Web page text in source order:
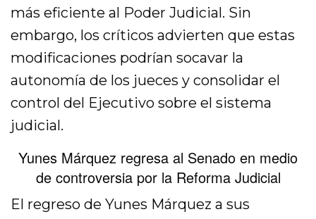
más eficiente al Poder Judicial. Sin
embargo, los críticos advierten que estas
modificaciones podrían socavar la
autonomía de los jueces y consolidar el
control del Ejecutivo sobre el sistema
judicial.
Yunes Márquez regresa al Senado en medio
de controversia por la Reforma Judicial
El regreso de Yunes Márquez a sus